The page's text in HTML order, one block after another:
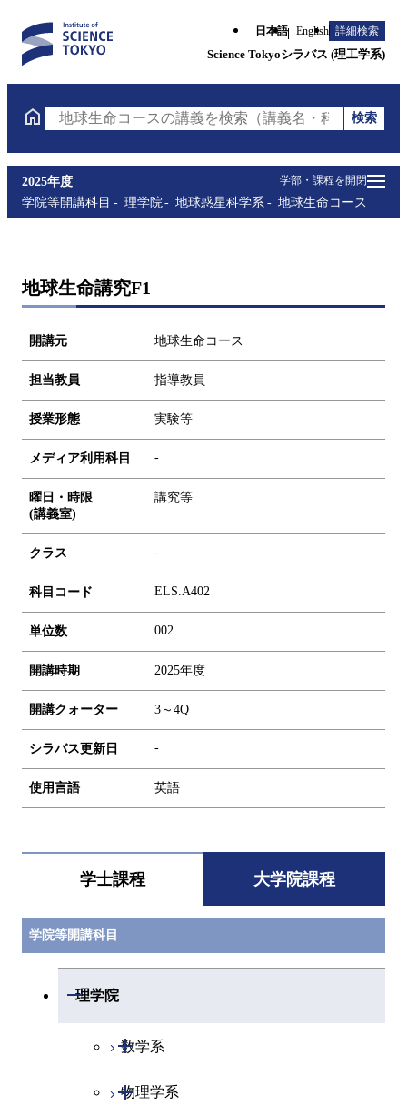
日本語 English 詳細検索
Science Tokyoシラバス (理工学系)
地球生命コースの講義を検索（講義名・科目コード・
検索
学部・課程を開閉
2025年度
学院等開講科目
理学院 地球惑星科学系 地球生命コース
地球生命講究F1
開講元 地球生命コース
担当教員 指導教員
授業形態 実験等
メディア利用科目 -
曜日・時限
(講義室)
講究等
クラス -
科目コード ELS.A402
単位数 002
開講時期 2025年度
開講クォーター 3～4Q
シラバス更新日 -
使用言語 英語
学士課程 大学院課程
学院等開講科目
理学院
開閉
数学系
開閉
数学コース
物理学系
開閉